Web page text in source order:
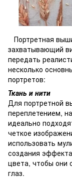
Портретная
захватывающий
передать
несколько
портретов:
Ткань и нити
Для портретной
переплетением,
идеально
четкое
использовать
создания
цвета, чтобы они
глаз.